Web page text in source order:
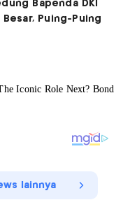
Bapenda DKI
Puing-Puing
lainnya